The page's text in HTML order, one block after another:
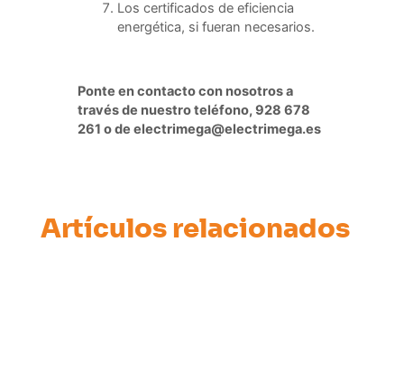
Los certificados de eficiencia
energética, si fueran necesarios.
Ponte en contacto con nosotros a
través de nuestro teléfono, 928 678
261 o de electrimega@electrimega.es
Artículos relacionados